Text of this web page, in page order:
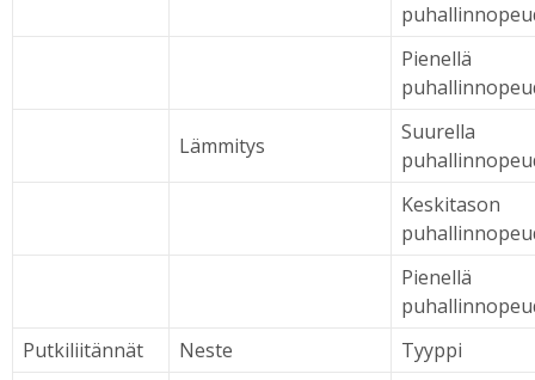
Pienellä
Lämmitys
Suurella
Keskitason
Pienellä
Putkiliitännät
Neste
Tyyppi